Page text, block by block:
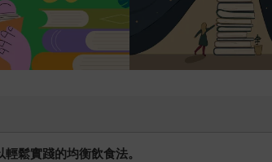
鬆實踐的均衡飲食法。